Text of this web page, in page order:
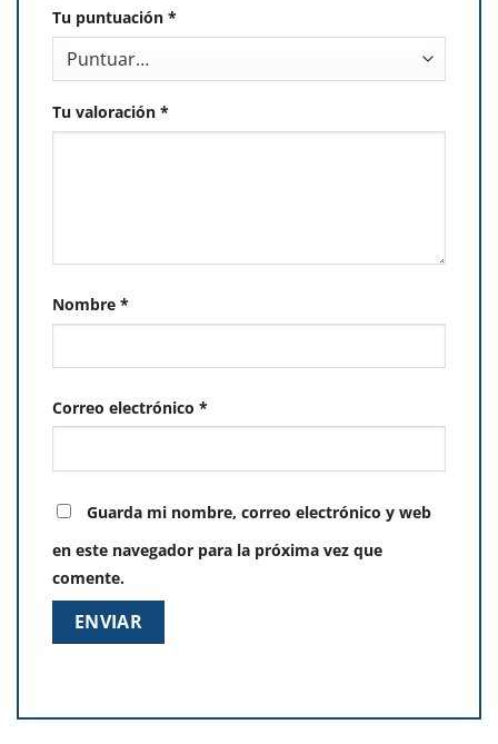
Tu puntuación *
Tu valoración *
Nombre *
Correo electrónico *
Guarda mi nombre, correo electrónico y web
en este navegador para la próxima vez que
comente.